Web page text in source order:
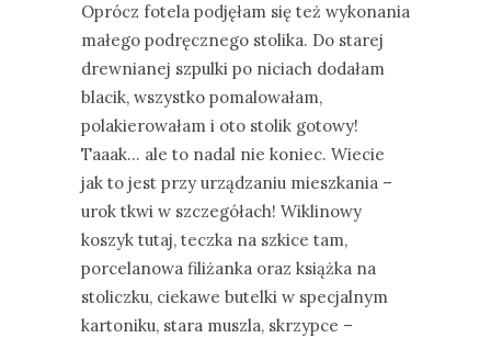
Oprócz fotela podjęłam się też wykonania
małego podręcznego stolika. Do starej
drewnianej szpulki po niciach dodałam
blacik, wszystko pomalowałam,
polakierowałam i oto stolik gotowy!
Taaak… ale to nadal nie koniec. Wiecie
jak to jest przy urządzaniu mieszkania –
urok tkwi w szczegółach! Wiklinowy
koszyk tutaj, teczka na szkice tam,
porcelanowa filiżanka oraz książka na
stoliczku, ciekawe butelki w specjalnym
kartoniku, stara muszla, skrzypce –